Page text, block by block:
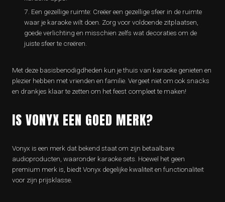
Een gezellige ruimte: Creëer een gezellige sfeer in de ruimte
waar je karaoke wilt doen. Zorg voor voldoende zitplaatsen,
goede verlichting en misschien zelfs wat decoraties om de
juiste sfeer te creëren.
Met deze basisbenodigdheden kun je thuis van karaoke genieten en
plezier hebben met vrienden en familie. Vergeet niet om ook snacks
en drankjes klaar te zetten om het feest compleet te maken!
IS VONYX EEN GOED MERK?
Vonyx is een merk dat bekend staat om zijn betaalbare
audioproducten, waaronder karaoke sets. Hoewel het geen
premium merk is, biedt Vonyx degelijke kwaliteit en functionaliteit
voor zijn prijsklasse.